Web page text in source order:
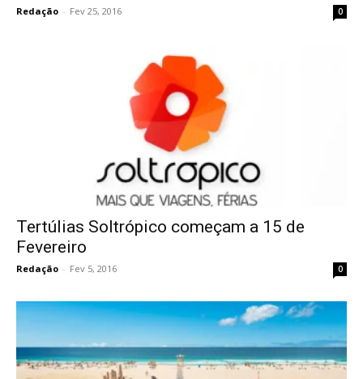
Redação - Fev 25, 2016 0
Tertúlias Soltrópico começam a 15 de
Fevereiro
Redação - Fev 5, 2016 0